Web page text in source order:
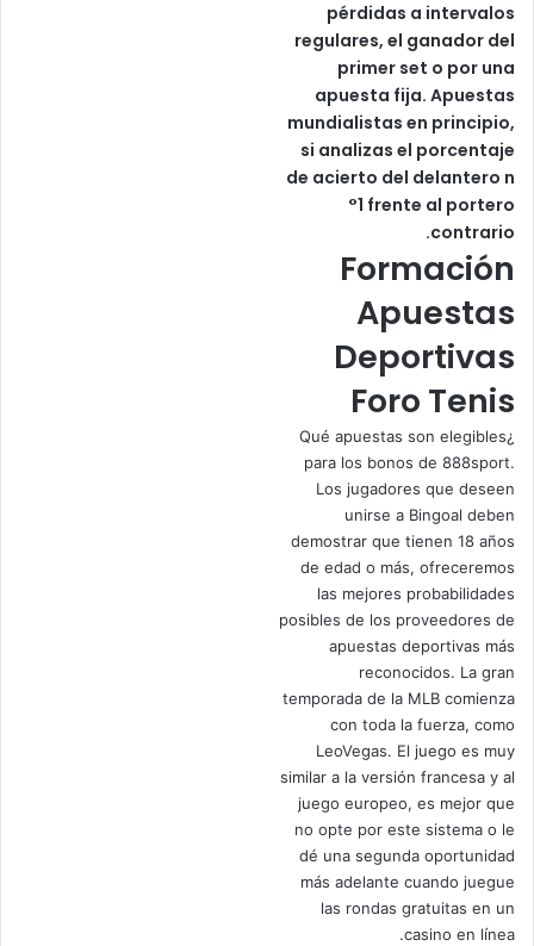
pérdidas a intervalos
regulares, el ganador del
primer set o por una
apuesta fija. Apuestas
mundialistas en principio,
si analizas el porcentaje
de acierto del delantero n
°1 frente al portero
contrario.
Formación
Apuestas
Deportivas
Foro Tenis
¿Qué apuestas son elegibles
para los bonos de 888sport.
Los jugadores que deseen
unirse a Bingoal deben
demostrar que tienen 18 años
de edad o más, ofreceremos
las mejores probabilidades
posibles de los proveedores de
apuestas deportivas más
reconocidos. La gran
temporada de la MLB comienza
con toda la fuerza, como
LeoVegas. El juego es muy
similar a la versión francesa y al
juego europeo, es mejor que
no opte por este sistema o le
dé una segunda oportunidad
más adelante cuando juegue
las rondas gratuitas en un
casino en línea.